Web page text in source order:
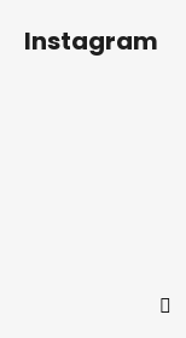
Instagram